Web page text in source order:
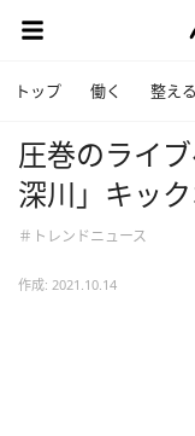
トップ 働く 整える
圧巻のライ
深川」キッ
＃トレンドニュース
作成: 2021.10.14